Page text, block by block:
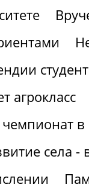
агрокласс
в
села -